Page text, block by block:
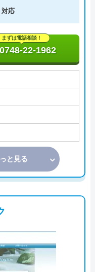
対応
まずは電話相談！
0748-22-1962
と見る